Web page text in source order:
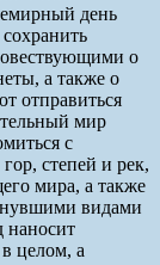
день
о
а также о
отправиться
мир
с
степей и рек,
мира, а также
видами
наносит
в целом, а